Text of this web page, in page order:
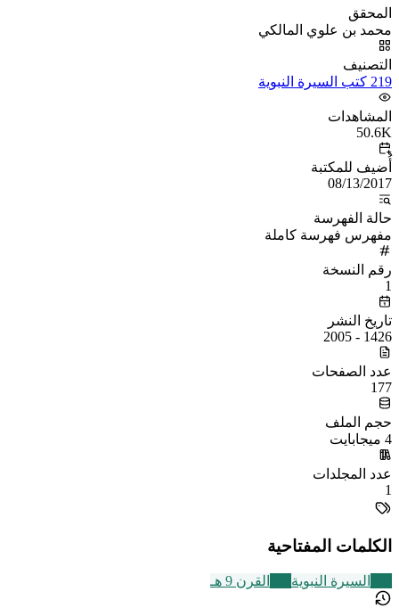
المحقق
محمد بن علوي المالكي
التصنيف
219 كتب السيرة النبوية
المشاهدات
50.6K
أُضيف للمكتبة
08/13/2017
حالة الفهرسة
مفهرس فهرسة كاملة
رقم النسخة
1
تاريخ النشر
1426 - 2005
عدد الصفحات
177
حجم الملف
4 ميجابايت
عدد المجلدات
1
الكلمات المفتاحية
السيرة النبوية القرن 9 هـ